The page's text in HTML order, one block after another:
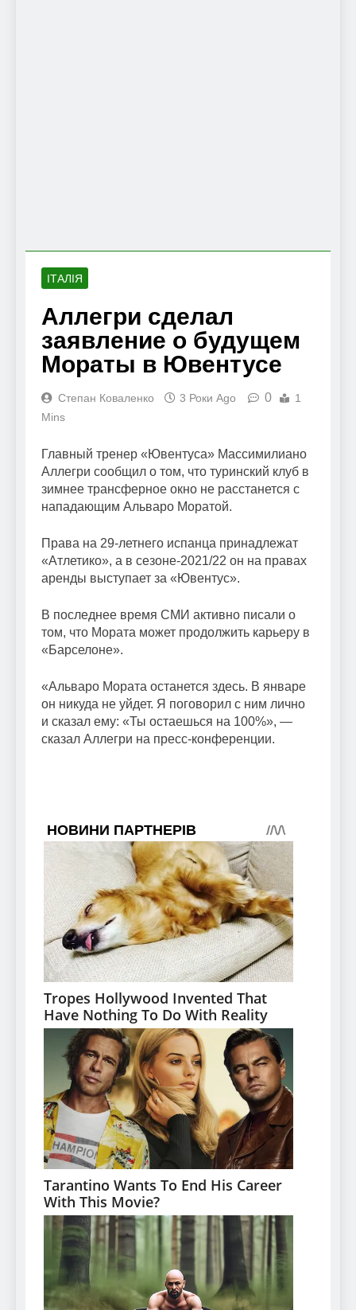
ІТАЛІЯ
Аллегри сделал
заявление о будущем
Мораты в Ювентусе
Степан Коваленко 3 Роки Ago 0
1
Mins
Главный тренер «Ювентуса» Массимилиано
Аллегри сообщил о том, что туринский клуб в
зимнее трансферное окно не расстанется с
нападающим Альваро Моратой.
Права на 29-летнего испанца принадлежат
«Атлетико», а в сезоне-2021/22 он на правах
аренды выступает за «Ювентус».
В последнее время СМИ активно писали о
том, что Мората может продолжить карьеру в
«Барселоне».
«Альваро Мората останется здесь. В январе
он никуда не уйдет. Я поговорил с ним лично
и сказал ему: «Ты остаешься на 100%», —
сказал Аллегри на пресс-конференции.